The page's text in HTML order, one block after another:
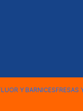
Y BARNICESFRESAS
2 ML